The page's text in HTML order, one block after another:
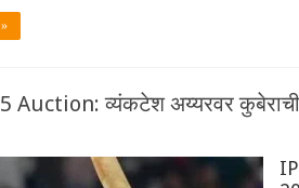
Auction: व्यंकटेश अय्यरवर कुबेराची